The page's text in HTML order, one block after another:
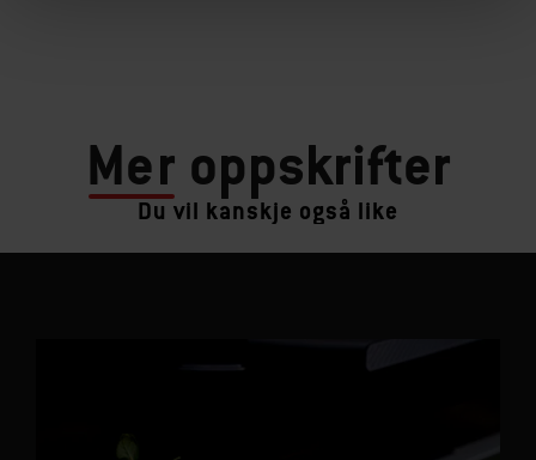
Mer oppskrifter
Du vil kanskje også like